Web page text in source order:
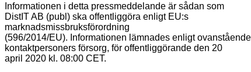
Informationen i detta pressmeddelande är sådan som
DistIT AB (publ) ska offentliggöra enligt EU:s
marknadsmissbruksförordning
(596/2014/EU). Informationen lämnades enligt ovanstående
kontaktpersoners försorg, för offentliggörande den 20
april 2020 kl. 08:00 CET.